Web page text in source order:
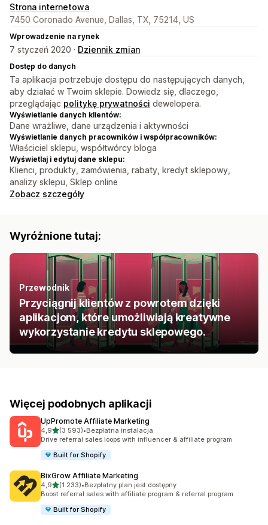
Strona internetowa
7450 Coronado Avenue, Dallas, TX, 75214, US
Wprowadzenie na rynek
7 styczeń 2020 · Dziennik zmian
Dostęp do danych
Ta aplikacja potrzebuje dostępu do następujących danych,
aby działać w Twoim sklepie. Dowiedz się, dlaczego,
przeglądając politykę prywatności dewelopera.
Wyświetlanie danych klientów:
Dane wrażliwe, dane urządzenia i aktywności
Wyświetlanie danych pracowników i współpracowników:
Właściciel sklepu, współtwórcy bloga
Wyświetlaj i edytuj dane sklepu:
Klienci, produkty, zamówienia, rabaty, kredyt sklepowy,
analizy sklepu, Sklep online
Zobacz szczegóły
Wyróżnione tutaj:
Przewodnik
Przyciągnij klientów z powrotem dzięki
aplikacjom, które umożliwiają kreatywne
wykorzystanie kredytu sklepowego.
Więcej podobnych aplikacji
UpPromote Affiliate Marketing
4,9na 5 gwiazdek
(3 593)
Łączna liczba recenzji: 3593
•Bezpłatna instalacja
Drive referral sales loops with influencer & affiliate program
Built for Shopify
BixGrow Affiliate Marketing
4,9na 5 gwiazdek
(1 233)
Łączna liczba recenzji: 1233
•Bezpłatny plan jest dostępny
Boost referral sales with affiliate program & referral program
Built for Shopify